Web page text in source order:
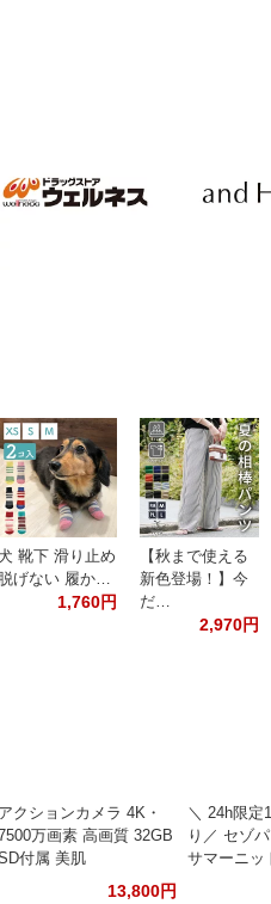
靴下 滑り止め
脱げない 履か…
1,760円
【秋まで使える
新色登場！】今
だ…
2,970円
アクションカメラ 4K・
万画素 高画質 32GB
付属 美肌
13,800円
＼ 24h限定
り／ セゾ
サマーニッ